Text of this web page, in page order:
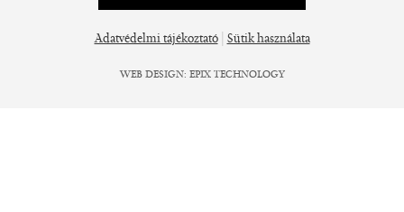
Adatvédelmi tájékoztató| Sütik használata
WEB DESIGN: EPIX TECHNOLOGY